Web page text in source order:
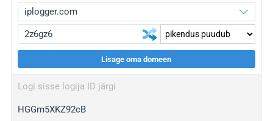
wl.gl
ed.tc
Lisage oma domeen
Logi sisse logija ID järgi
HGGm5XKZ92cB